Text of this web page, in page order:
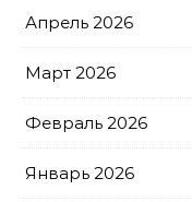
Апрель 2026
Март 2026
Февраль 2026
Январь 2026